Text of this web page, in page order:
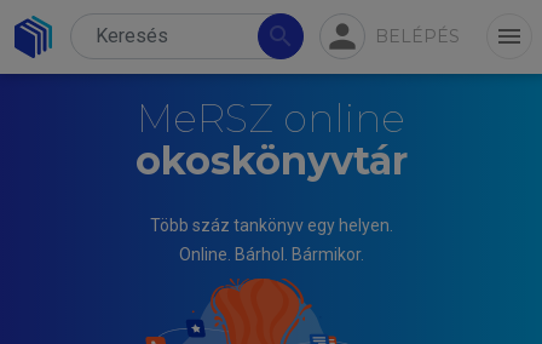
search person BELÉPÉS menu
MeRSZ online
okoskönyvtár
Több száz tankönyv egy helyen.
Online. Bárhol. Bármikor.